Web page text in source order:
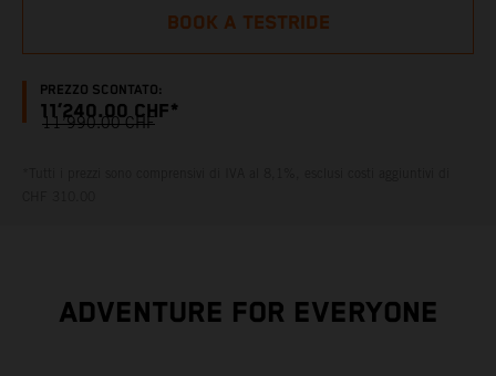
PREZZO SCONTATO:
11’240.00 CHF*
11’990.00 CHF
BOOK A TESTRIDE
ADVENTURE FOR EVERYONE